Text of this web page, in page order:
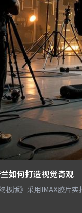
如何打造视觉奇观
版》采用IMAX胶片